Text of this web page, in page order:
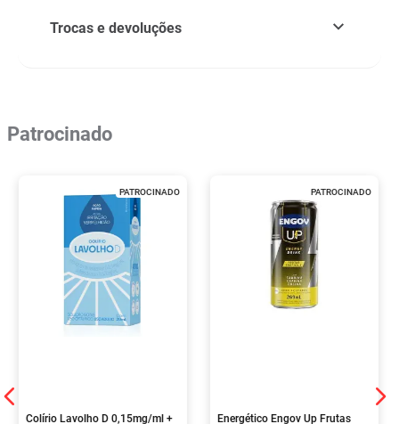
Trocas e devoluções
Patrocinado
PATROCINADO
Colírio Lavolho D 0,15mg/ml +
PATROCINADO
Energético Engov Up Frutas